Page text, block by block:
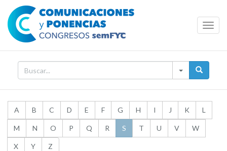
A B C D E F G H I J K L
M N O P Q R S T U V W
X Y Z